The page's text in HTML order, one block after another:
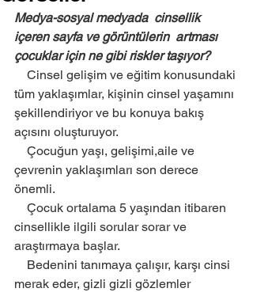
Medya-sosyal medyada  cinsellik
içeren sayfa ve görüntülerin  artması
çocuklar için ne gibi riskler taşıyor?
tüm yaklaşımlar, kişinin cinsel yaşamını
şekillendiriyor ve bu konuya bakış
açısını oluşturuyor.
çevrenin yaklaşımları son derece
önemli.
cinsellikle ilgili sorular sorar ve
araştırmaya başlar.
merak eder, gizli gizli gözlemler